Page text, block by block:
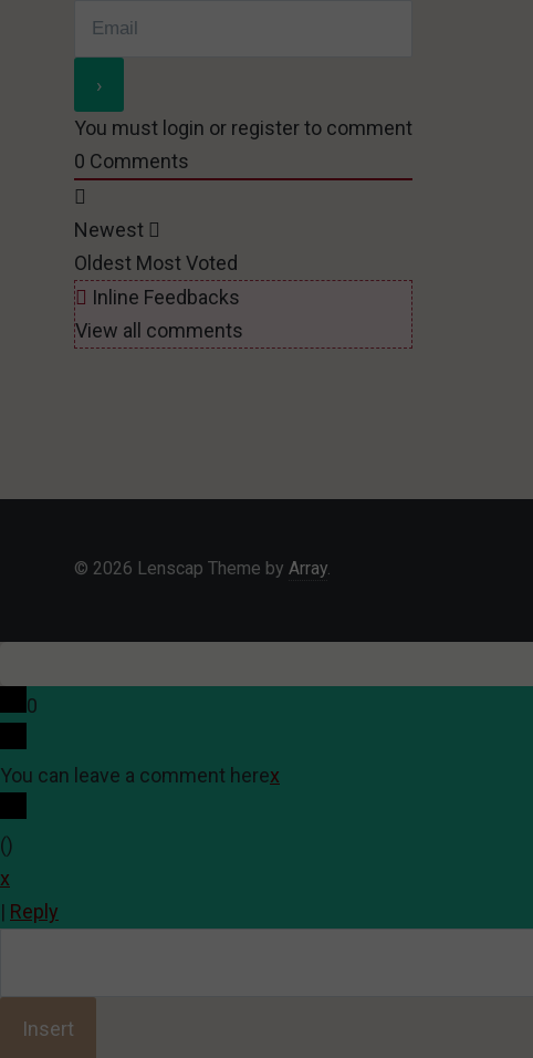
You must login or register to comment
0 Comments
Newest
Oldest Most Voted
Inline Feedbacks
View all comments
© 2026 Lenscap Theme byArray
0
You can leave a comment herex
()
x
| Reply
Insert